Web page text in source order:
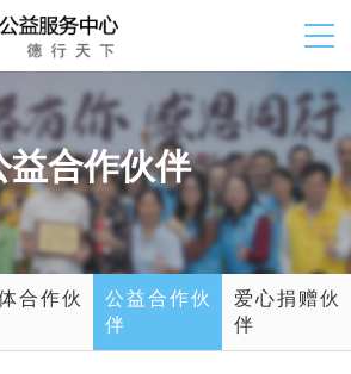
益合作伙伴
合作伙
公益合作伙
伴
爱心捐赠伙
伴